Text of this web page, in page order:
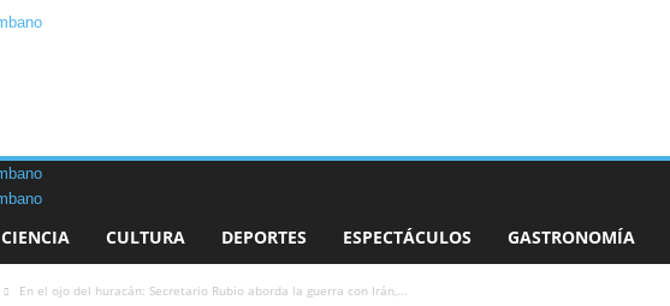
CIENCIA CULTURA DEPORTES ESPECTÁCULOS GASTRONOMÍA
En el ojo del huracán: Secretario Rubio aborda la guerra con Irán,...